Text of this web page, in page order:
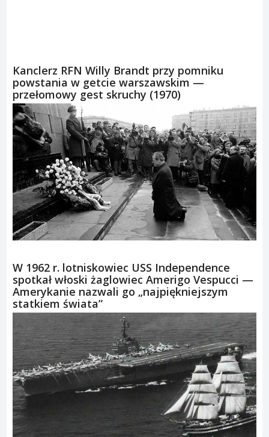
Kanclerz RFN Willy Brandt przy pomniku
powstania w getcie warszawskim —
przełomowy gest skruchy (1970)
W 1962 r. lotniskowiec USS Independence
spotkał włoski żaglowiec Amerigo Vespucci —
Amerykanie nazwali go „najpiękniejszym
statkiem świata”